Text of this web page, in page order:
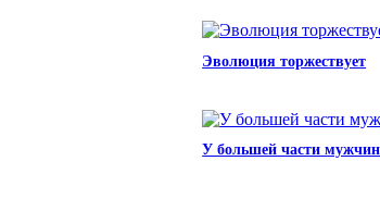
Эволюция торжествует
У большей части